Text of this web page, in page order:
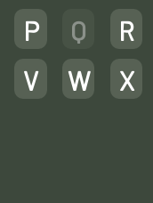
P Q
R
V W
X